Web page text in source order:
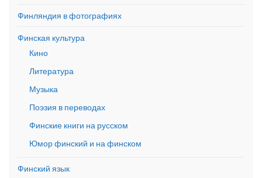
Финляндия в фотографиях
Финская культура
Кино
Литература
Музыка
Поэзия в переводах
Финские книги на русском
Юмор финский и на финском
Финский язык